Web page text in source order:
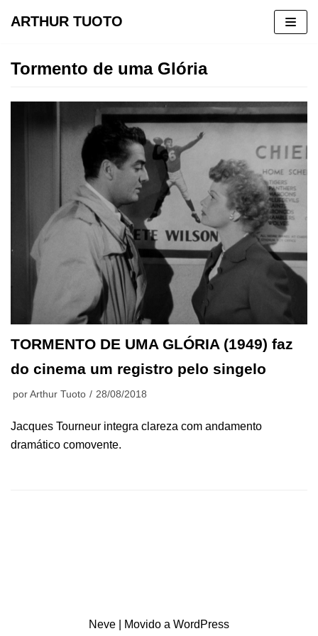
o
ARTHUR TUOTO
Tormento de uma Glória
TORMENTO DE UMA GLÓRIA (1949) faz
do cinema um registro pelo singelo
por Arthur Tuoto 28/08/2018
Jacques Tourneur integra clareza com andamento
dramático comovente.
Neve | Movido a WordPress